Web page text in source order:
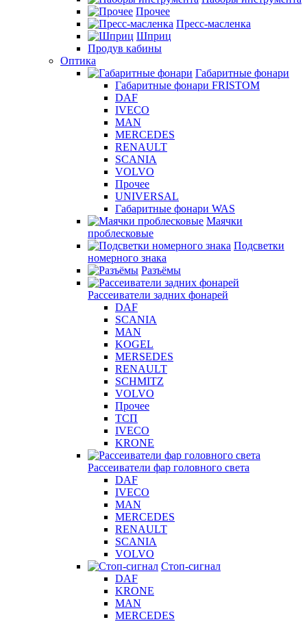
Прочее
Пресс-масленка
Шприц
Продув кабины
Оптика
Габаритные фонари
Габаритные фонари FRISTOM
DAF
IVECO
MAN
MERCEDES
RENAULT
SCANIA
VOLVO
Прочее
UNIVERSAL
Габаритные фонари WAS
Маячки
проблесковые
Подсветки
номерного знака
Разъёмы
Рассеиватели задних фонарей
DAF
SCANIA
MAN
KOGEL
MERSEDES
RENAULT
SCHMITZ
VOLVO
Прочее
ТСП
IVECO
KRONE
Рассеиватели фар головного света
DAF
IVECO
MAN
MERCEDES
RENAULT
SCANIA
VOLVO
Стоп-сигнал
DAF
KRONE
MAN
MERCEDES